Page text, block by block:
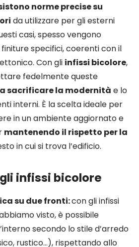
norme precise su
da utilizzare per gli esterni
casi, spesso vengono
specifici, coerenti con il
Con gli infissi bicolore,
fedelmente queste
sacrificare la modernità e lo
interni. È la scelta ideale per
in un ambiente aggiornato e
mantenendo il rispetto per la
in cui si trova l’edificio.
infissi bicolore
su due fronti:con gli infissi
visto, è possibile
secondo lo stile d’arredo
rustico…), rispettando allo